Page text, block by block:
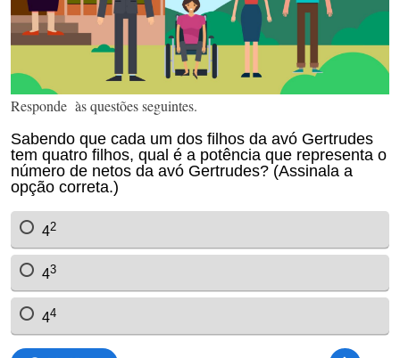
Responde às questões seguintes.